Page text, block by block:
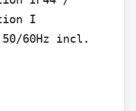
I
50/60Hz incl.